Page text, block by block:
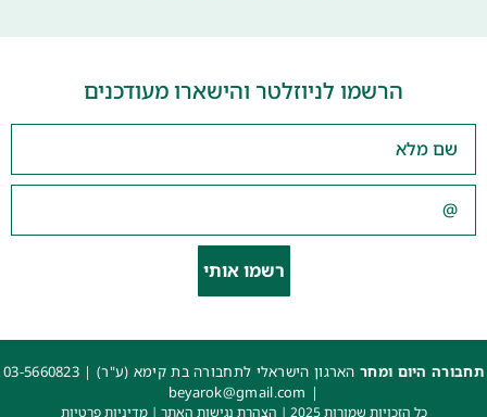
הרשמו לניוזלטר והישארו מעודכנים
רשמו אותי
תחבורה היום ומחרהארגון הישראלי לתחבורה בת קימא (ע"ר) | 03-5660823
|
beyarok@gmail.com
כל הזכויות שמורות 2025 | הצהרת נגישות האתר |מדיניות פרטיות